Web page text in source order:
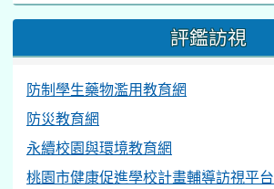
評鑑訪視
防制學生藥物濫用教育網
防災教育網
永續校園與環境教育網
桃園市健康促進學校計畫輔導訪視平台